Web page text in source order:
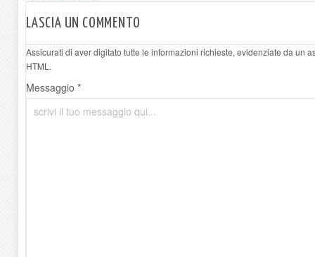
LASCIA UN COMMENTO
Assicurati di aver digitato tutte le informazioni richieste, evidenziate da un
HTML.
Messaggio *